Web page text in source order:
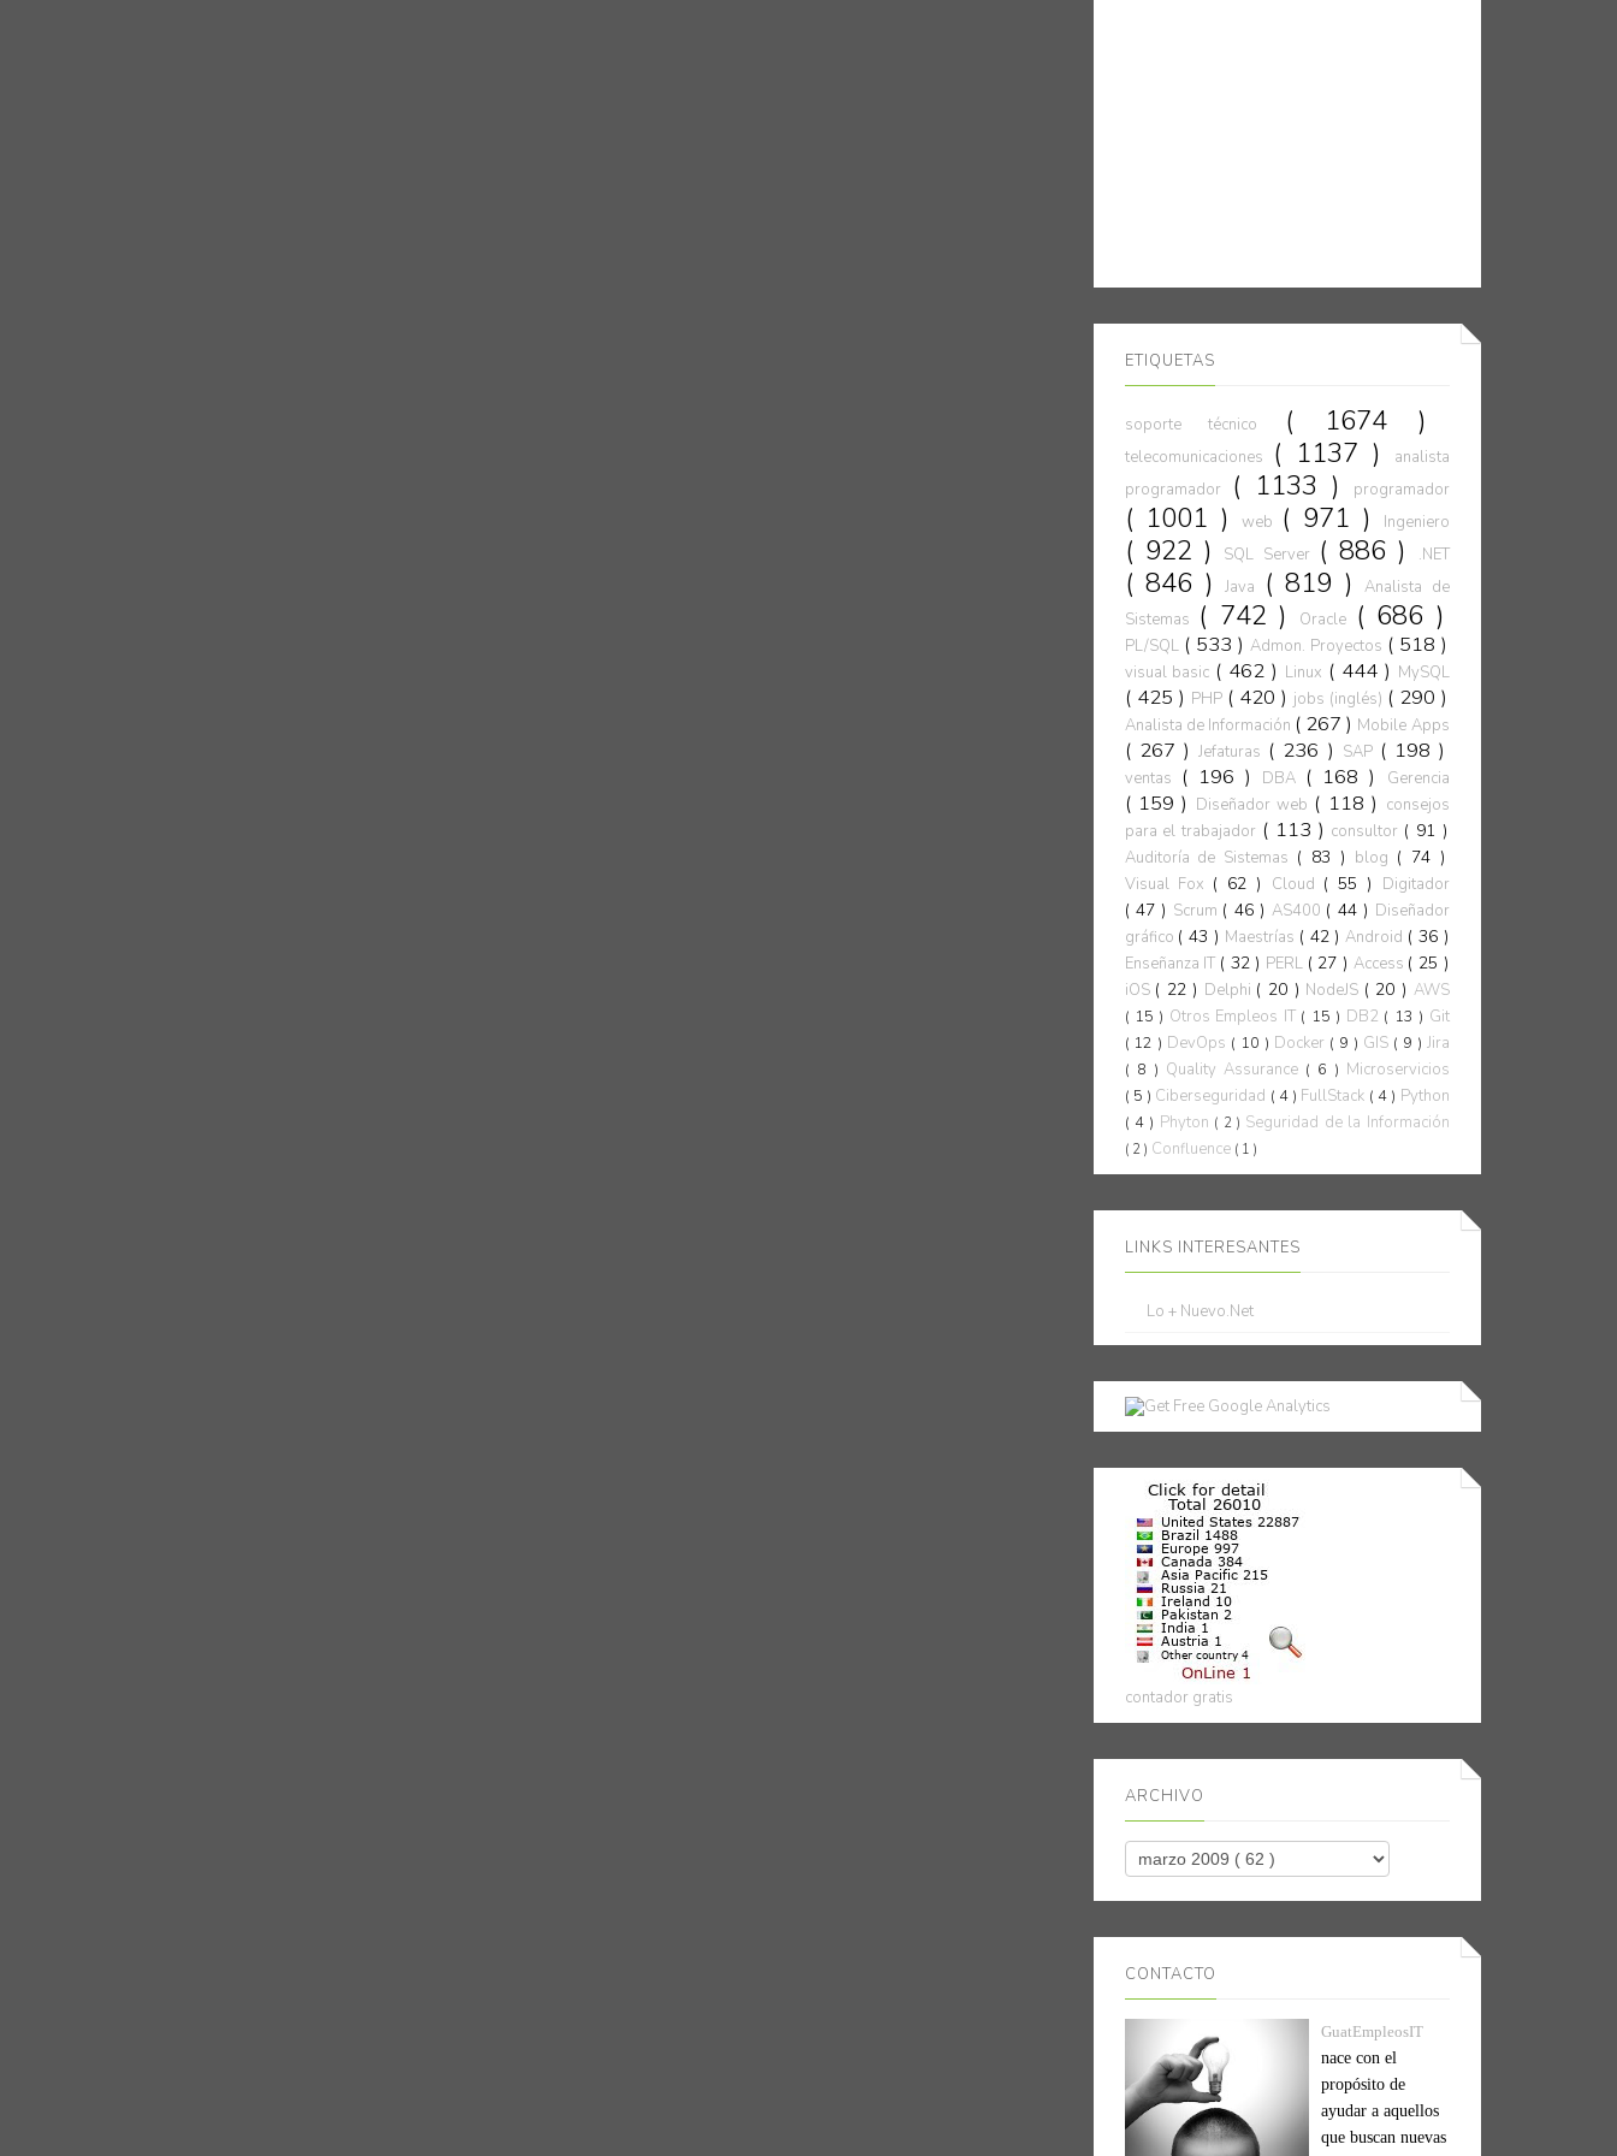
ETIQUETAS
soporte técnico ( 1674 )
telecomunicaciones ( 1137 )
analista
programador
( 1133 ) programador
( 1001 ) web ( 971 ) Ingeniero
( 922 ) SQL Server ( 886 ) .NET
( 846 ) Java ( 819 )
Analista de
Sistemas ( 742 ) Oracle ( 686 )
PL/SQL ( 533 ) Admon. Proyectos ( 518 )
visual basic ( 462 ) Linux ( 444 ) MySQL
( 425 ) PHP ( 420 ) jobs (inglés) ( 290 )
Analista de Información ( 267 ) Mobile Apps
( 267 )Jefaturas ( 236 ) SAP ( 198 )
ventas ( 196 ) DBA ( 168 ) Gerencia
( 159 ) Diseñador web ( 118 ) consejos
para el trabajador ( 113 ) consultor ( 91 )
Auditoría de Sistemas ( 83 ) blog ( 74 )
Visual Fox ( 62 ) Cloud ( 55 ) Digitador
( 47 ) Scrum ( 46 ) AS400 ( 44 ) Diseñador
gráfico ( 43 ) Maestrías ( 42 )Android ( 36 )
Enseñanza IT ( 32 ) PERL ( 27 ) Access ( 25 )
iOS ( 22 ) Delphi ( 20 ) NodeJS ( 20 ) AWS
( 15 ) Otros Empleos IT ( 15 ) DB2 ( 13 ) Git
( 12 ) DevOps ( 10 ) Docker ( 9 ) GIS ( 9 ) Jira
( 8 ) Quality Assurance ( 6 ) Microservicios
( 5 ) Ciberseguridad ( 4 ) FullStack ( 4 ) Python
( 4 ) Phyton ( 2 ) Seguridad de la Información
( 2 ) Confluence ( 1 )
LINKS INTERESANTES
Lo + Nuevo.Net
contador gratis
ARCHIVO
CONTACTO
GuatEmpleosIT
nace con el
propósito de
ayudar a aquellos
que buscan nuevas